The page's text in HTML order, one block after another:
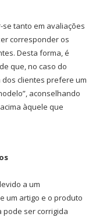
tanto em avaliações
corresponder os
Desta forma, é
que, no caso do
clientes prefere um
aconselhando
àquele que
a um
um artigo e o produto
pode ser corrigida